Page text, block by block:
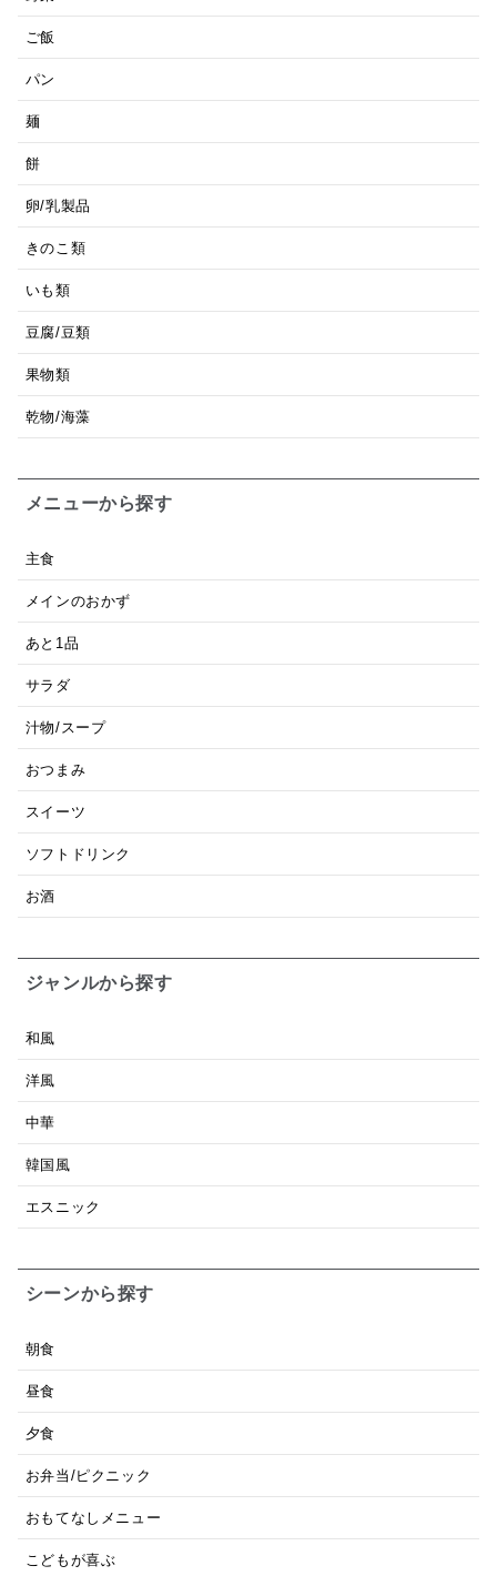
ご飯
パン
麺
餅
卵/乳製品
きのこ類
いも類
豆腐/豆類
果物類
乾物/海藻
メニューから探す
主食
メインのおかず
あと1品
サラダ
汁物/スープ
おつまみ
スイーツ
ソフトドリンク
お酒
ジャンルから探す
和風
洋風
中華
韓国風
エスニック
シーンから探す
朝食
昼食
夕食
お弁当/ピクニック
おもてなしメニュー
こどもが喜ぶ